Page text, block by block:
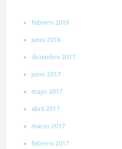
febrero 2019
junio 2018
diciembre 2017
junio 2017
mayo 2017
abril 2017
marzo 2017
febrero 2017